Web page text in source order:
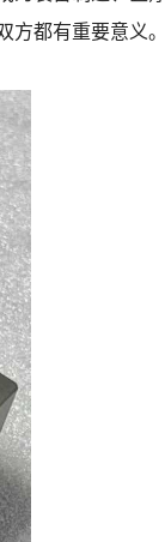
都有重要意义。